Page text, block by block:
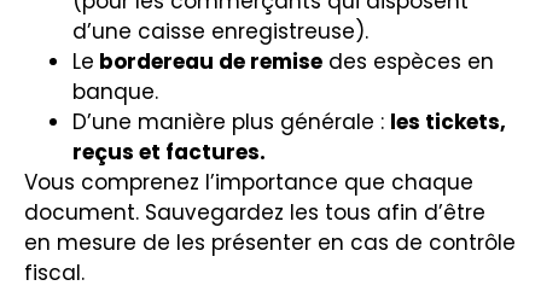
d’une caisse enregistreuse).
Le bordereau de remise des espèces en
banque.
D’une manière plus générale : les tickets,
reçus et factures.
Vous comprenez l’importance que chaque
document. Sauvegardez les tous afin d’être
en mesure de les présenter en cas de contrôle
fiscal.